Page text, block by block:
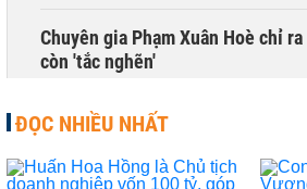
Chuyên gia Phạm Xuân Hoè chỉ
còn 'tắc nghẽn'
VNPT nắm giữ hơn 62.000 tỷ
ĐỌC NHIỀU NHẤT